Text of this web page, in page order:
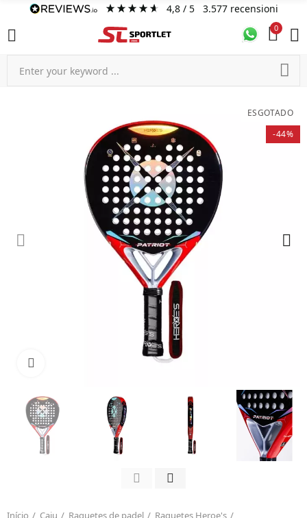
4,8/ 5 3.577 recensioni
0
ESGOTADO
-44%
Início Caiu Raquetes de padel
Raquetes Heroe's